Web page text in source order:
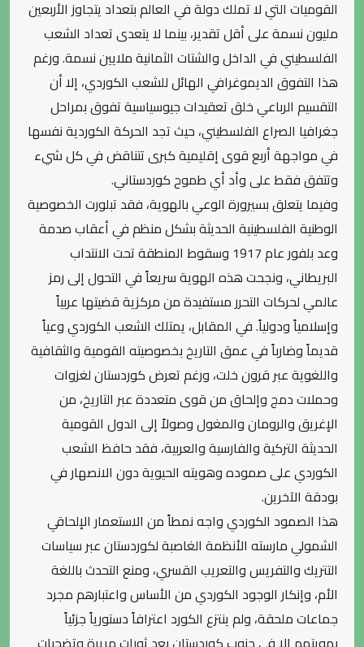
القوميات التي لا تملك دولة في العالم بتعداد يتجاوز الأربعين
مليون نسمة على أقل تقدير، بينما لا يتعدى تعداد الشعب
الفلسطيني في الداخل والشتات الثمانية ملايين نسمة. ورغم
هذا التفوق الديموغرافي الهائل للشعب الكوردي، إلا أن
التقسيم الرباعي خلق تعقيدات جيوسياسية تفوق بمراحل
جغرافيا الصراع الفلسطيني، حيث تجد الحركة الكوردية نفسها
في مواجهة أربع قوى إقليمية كبرى تتناقض في كل شيء
وتتفق فقط على وأد أي طموح كوردستاني.
وفيما يتعلق بسيرورة الوعي بالهوية، فقد تبلورت الخصوصية
الوطنية الفلسطينية الحديثة بشكل منظم في أعقاب صدمة
وعد بلفور عام 1917 وسقوط المنطقة تحت الانتداب
البريطاني، ونجحت هذه الهوية سريعاً في التحول إلى رمز
عالمي لحركات التحرر مستفيدة من مركزية قضيتها عربياً
وإسلامياً ودولياً. في المقابل، يمتلك الشعب الكوردي وعياً
قديماً وضارباً في عمق التاريخ بخصوصيته القومية والثقافية
واللغوية عبر قرون خلت، ورغم تعرض كوردستان لغزوات
وحملات دمج وإلحاق من قوى متعددة عبر التاريخ، من
الإغريق والرومان والمغول وصولاً إلى الدول القومية
الحديثة التركية والفارسية والعربية، فقد حافظ الشعب
الكوردي على صموده وهويته الحيوية دون الانصهار في
بودقة الآخرين.
هذا الصمود الكوردي واجه نمطاً من الاستعمار الإلحاقي
الشمولي مارسته الأنظمة الغاصبة لكوردستان عبر سياسات
التتريك والتفريس والتعريب القسري، ومنع التحدث باللغة
الأم، وإنكار الوجود الكوردي من الأساس واعتبارهم مجرد
جماعات ملحقة، ولم ينتزع الكورد اعترافاً دستورياً جزئياً